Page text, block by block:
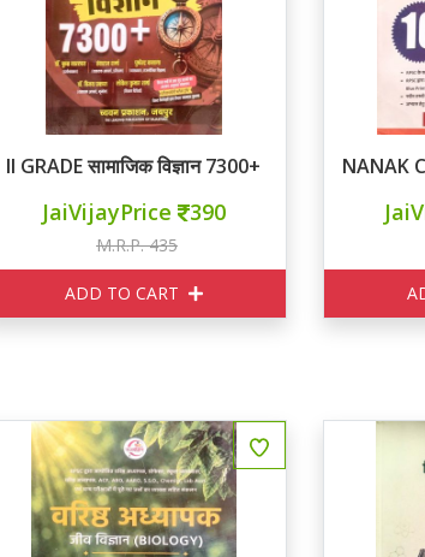
II GRADE सामाजिक विज्ञान 7300+
JaiVijayPrice 390
M.R.P. 435
ADD TO CART
NANAK